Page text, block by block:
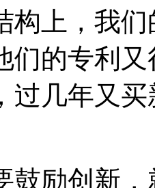
构上，我
们的专利
过几年又
鼓励创新